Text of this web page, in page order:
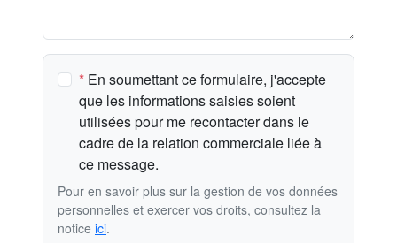
* En soumettant ce formulaire, j'accepte
que les informations saisies soient
utilisées pour me recontacter dans le
cadre de la relation commerciale liée à
ce message.
Pour en savoir plus sur la gestion de vos données
personnelles et exercer vos droits, consultez la
notice ici.